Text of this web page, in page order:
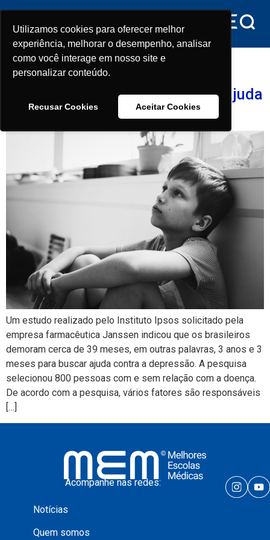
Utilizamos cookies para oferecer melhor
experiência, melhorar o desempenho, analisar
como você interage em nosso site e
personalizar conteúdo.
Recusar Cookies Aceitar Cookies
Utilizamos cookies para oferecer melhor
experiência, melhorar o desempenho, analisar
como você interage em nosso site e
personalizar conteúdo.
Recusar Cookies Aceitar Cookies
conteúdo
Tag:CID 10 – F33
Mais de 30 meses para buscar ajuda
contra a depressão
Um estudo realizado pelo Instituto Ipsos solicitado pela
empresa farmacêutica Janssen indicou que os brasileiros
demoram cerca de 39 meses, em outras palavras, 3 anos e 3
meses para buscar ajuda contra a depressão. A pesquisa
selecionou 800 pessoas com e sem relação com a doença.
De acordo com a pesquisa, vários fatores são responsáveis
[…]
Acompanhe nas redes:
Notícias
Quem somos